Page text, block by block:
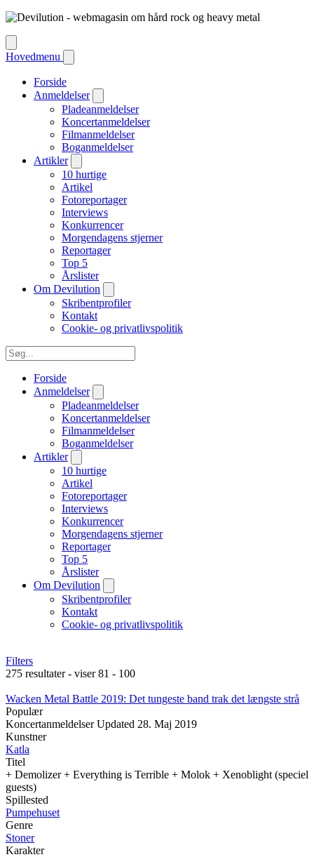
Hovedmenu
Forside
Anmeldelser
Pladeanmeldelser
Koncertanmeldelser
Filmanmeldelser
Boganmeldelser
Artikler
10 hurtige
Artikel
Fotoreportager
Interviews
Konkurrencer
Morgendagens stjerner
Reportager
Top 5
Årslister
Om Devilution
Skribentprofiler
Kontakt
Cookie- og privatlivspolitik
Forside
Anmeldelser
Pladeanmeldelser
Koncertanmeldelser
Filmanmeldelser
Boganmeldelser
Artikler
10 hurtige
Artikel
Fotoreportager
Interviews
Konkurrencer
Morgendagens stjerner
Reportager
Top 5
Årslister
Om Devilution
Skribentprofiler
Kontakt
Cookie- og privatlivspolitik
Filters
275 resultater - viser 81 - 100
Wacken Metal Battle 2019: Det tungeste band trak det længste strå
Populær
Koncertanmeldelser Updated 28. Maj 2019
Kunstner
Katla
Titel
+ Demolizer + Everything is Terrible + Molok + Xenoblight (speciel
guests)
Spillested
Pumpehuset
Genre
Stoner
Karakter